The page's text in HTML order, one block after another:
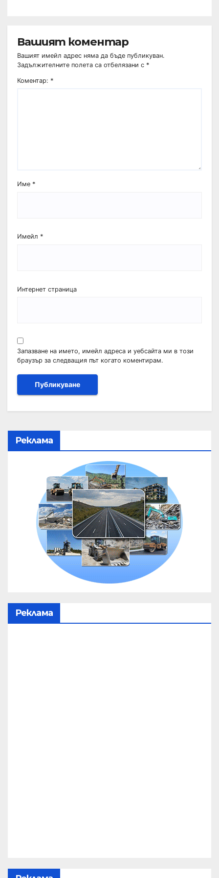
Вашият коментар
Вашият имейл адрес няма да бъде публикуван.
Задължителните полета са отбелязани с *
Коментар: *
Име *
Имейл *
Интернет страница
Запазване на името, имейл адреса и уебсайта ми в този
браузър за следващия път когато коментирам.
Реклама
Реклама